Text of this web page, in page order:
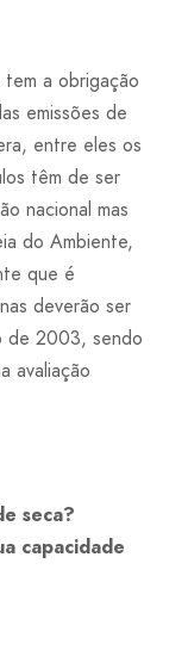
a obrigação
emissões de
entre eles os
têm de ser
nacional mas
do Ambiente,
que é
deverão ser
de 2003, sendo
avaliação
seca?
capacidade